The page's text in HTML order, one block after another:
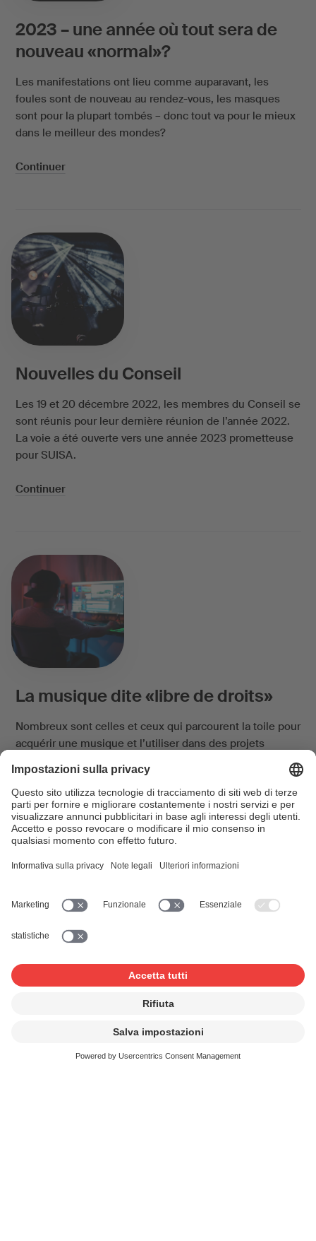
2023 – une année où tout sera de
nouveau «normal»?
Les manifestations ont lieu comme auparavant, les
foules sont de nouveau au rendez-vous, les masques
sont pour la plupart tombés – donc tout va pour le mieux
dans le meilleur des mondes?
Continuer
Nouvelles du Conseil
Les 19 et 20 décembre 2022, les membres du Conseil se
sont réunis pour leur dernière réunion de l’année 2022.
La voie a été ouverte vers une année 2023 prometteuse
pour SUISA.
Continuer
La musique dite «libre de droits»
Nombreux sont celles et ceux qui parcourent la toile pour
acquérir une musique et l’utiliser dans des projets
soit déclarée «libre de droits». Dans certains cas, la
musique est bien libre de droits d’auteur. Dans d’autres,
l’affirmation est trompeuse.
Continuer
Le «Ländler» a vu le jour dans la ville